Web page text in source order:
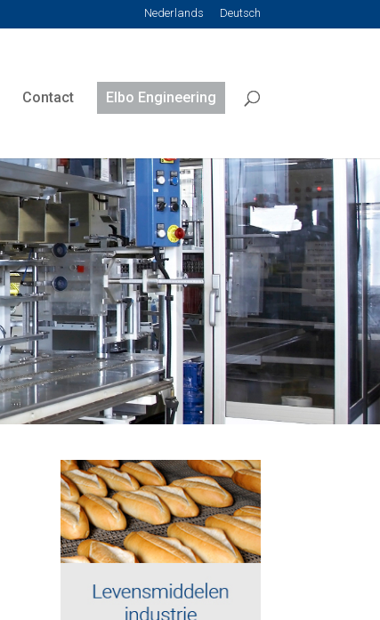
Nederlands Deutsch
Contact Elbo Engineering